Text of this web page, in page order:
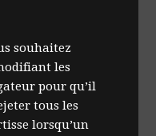
souhaitez
les
pour qu’il
tous les
lorsqu’un